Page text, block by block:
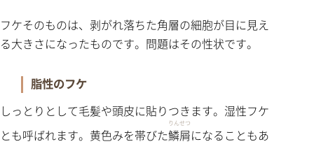
フケそのものは、剥がれ落ちた角層の細胞が目に見え
る大きさになったものです。問題はその性状です。
脂性のフケ
しっとりとして毛髪や頭皮に貼りつきます。湿性フケ
とも呼ばれます。黄色みを帯びた鱗屑
りんせつ
になることもあ